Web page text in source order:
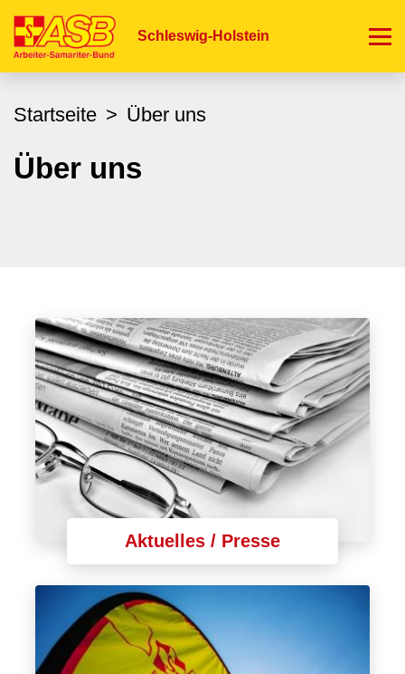
zum
Schleswig-Holstein
Startseite Über uns
Über uns
Aktuelles / Presse